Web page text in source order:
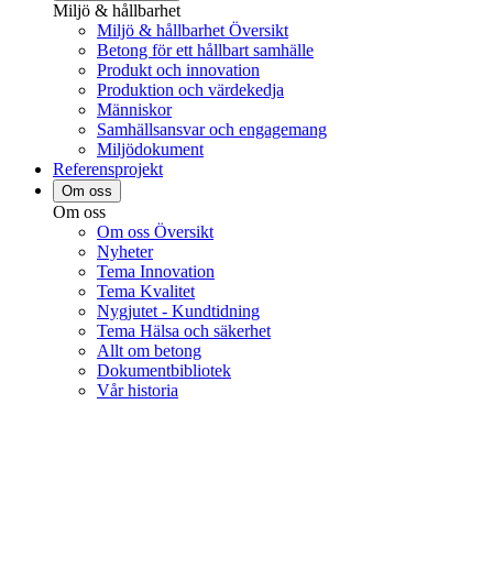
Miljö & hållbarhet
Miljö & hållbarhet Översikt
Betong för ett hållbart samhälle
Produkt och innovation
Produktion och värdekedja
Människor
Samhällsansvar och engagemang
Miljödokument
Referensprojekt
Om oss
Om oss
Om oss Översikt
Nyheter
Tema Innovation
Tema Kvalitet
Nygjutet - Kundtidning
Tema Hälsa och säkerhet
Allt om betong
Dokumentbibliotek
Vår historia